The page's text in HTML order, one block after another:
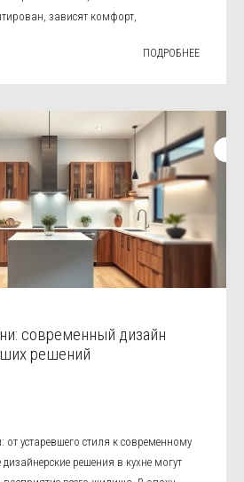
зависят комфорт,
ПОДРОБНЕЕ
современный дизайн
решений
устаревшего стиля к современному
решения в кухне могут